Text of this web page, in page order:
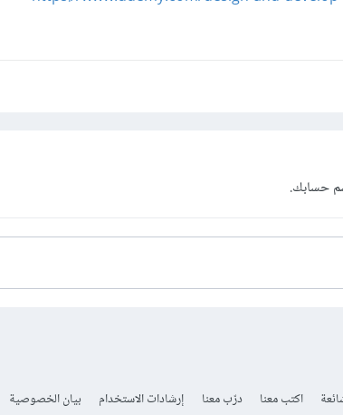
حسابك.
اكتب معنا درّب معنا إرشادات الاستخدام بيان الخصوصية